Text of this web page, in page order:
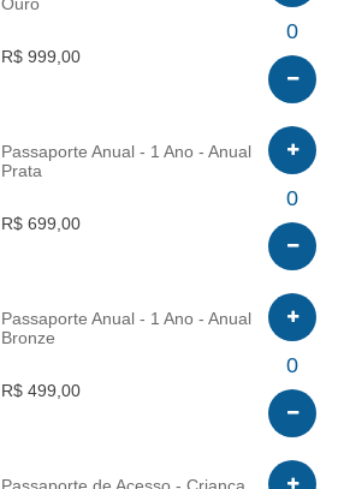
R$ 999,00
0
Passaporte Anual - 1 Ano - Anual
Prata
R$ 699,00
0
Passaporte Anual - 1 Ano - Anual
Bronze
R$ 499,00
0